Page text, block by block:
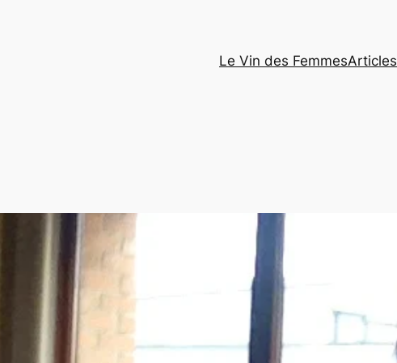
Le Vin des FemmesArticles